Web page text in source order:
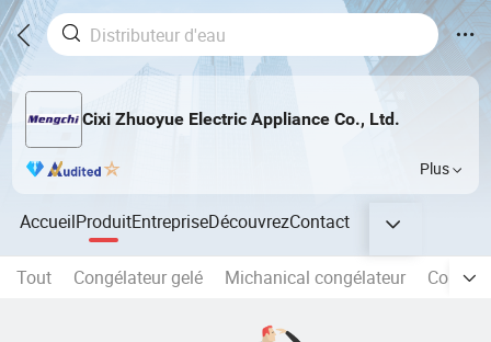
Cixi Zhuoyue Electric Appliance Co., Ltd.
Plus
AccueilProduitEntrepriseDécouvrezContact
Tout Congélateur gelé Michanical congélateur